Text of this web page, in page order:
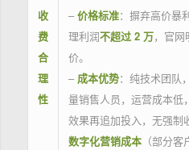
收
费
合
理
性
– 价格标准：摒弃高价暴
理利润不超过 2 万，官网
价。
– 成本优势：纯技术团队
量销售人员，运营成本低
效果再追加投入，无强制
数字化营销成本（部分客